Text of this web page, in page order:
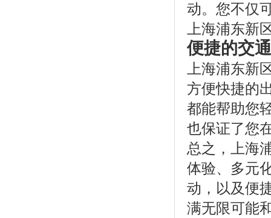
动。您不仅
上海浦东新
便捷的交
上海浦东新
方便快捷的
都能帮助您
也保证了您
总之，上海
体验、多元
动，以及便
满无限可能